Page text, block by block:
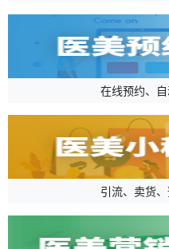
在线预约、
引流、卖货